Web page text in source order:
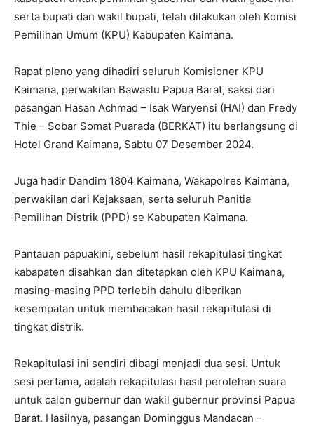
serta bupati dan wakil bupati, telah dilakukan oleh Komisi
Pemilihan Umum (KPU) Kabupaten Kaimana.
Rapat pleno yang dihadiri seluruh Komisioner KPU
Kaimana, perwakilan Bawaslu Papua Barat, saksi dari
pasangan Hasan Achmad – Isak Waryensi (HAI) dan Fredy
Thie – Sobar Somat Puarada (BERKAT) itu berlangsung di
Hotel Grand Kaimana, Sabtu 07 Desember 2024.
Juga hadir Dandim 1804 Kaimana, Wakapolres Kaimana,
perwakilan dari Kejaksaan, serta seluruh Panitia
Pemilihan Distrik (PPD) se Kabupaten Kaimana.
Pantauan papuakini, sebelum hasil rekapitulasi tingkat
kabapaten disahkan dan ditetapkan oleh KPU Kaimana,
masing-masing PPD terlebih dahulu diberikan
kesempatan untuk membacakan hasil rekapitulasi di
tingkat distrik.
Rekapitulasi ini sendiri dibagi menjadi dua sesi. Untuk
sesi pertama, adalah rekapitulasi hasil perolehan suara
untuk calon gubernur dan wakil gubernur provinsi Papua
Barat. Hasilnya, pasangan Dominggus Mandacan –